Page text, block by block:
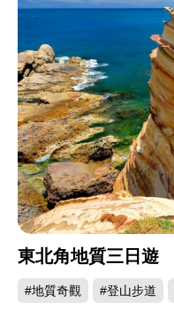
東北角地質三日遊
#地質奇觀 #登山步道